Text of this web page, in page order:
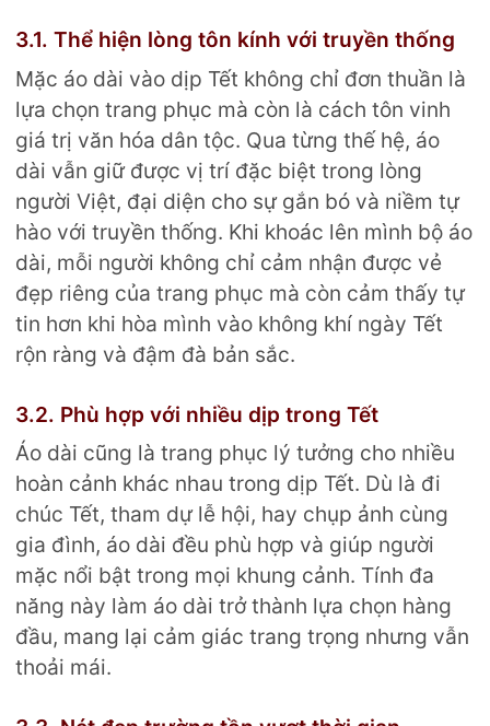
3.1. Thể hiện lòng tôn kính với truyền thống
Mặc áo dài vào dịp Tết không chỉ đơn thuần là
lựa chọn trang phục mà còn là cách tôn vinh
giá trị văn hóa dân tộc. Qua từng thế hệ, áo
dài vẫn giữ được vị trí đặc biệt trong lòng
người Việt, đại diện cho sự gắn bó và niềm tự
hào với truyền thống. Khi khoác lên mình bộ áo
dài, mỗi người không chỉ cảm nhận được vẻ
đẹp riêng của trang phục mà còn cảm thấy tự
tin hơn khi hòa mình vào không khí ngày Tết
rộn ràng và đậm đà bản sắc.
3.2. Phù hợp với nhiều dịp trong Tết
Áo dài cũng là trang phục lý tưởng cho nhiều
hoàn cảnh khác nhau trong dịp Tết. Dù là đi
chúc Tết, tham dự lễ hội, hay chụp ảnh cùng
gia đình, áo dài đều phù hợp và giúp người
mặc nổi bật trong mọi khung cảnh. Tính đa
năng này làm áo dài trở thành lựa chọn hàng
đầu, mang lại cảm giác trang trọng nhưng vẫn
thoải mái.